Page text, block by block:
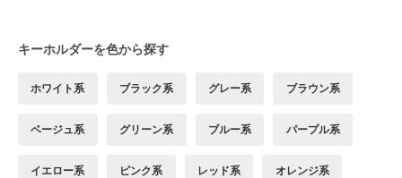
キーホルダーを色から探す
ホワイト系 ブラック系 グレー系 ブラウン系
ベージュ系 グリーン系 ブルー系 パープル系
イエロー系 ピンク系 レッド系 オレンジ系